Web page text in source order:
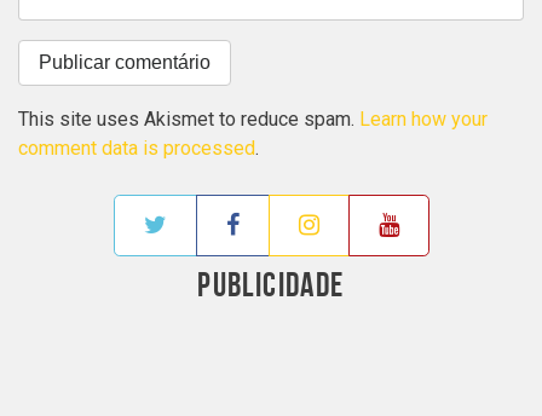
This site uses Akismet to reduce spam. Learn how your
comment data is processed.
PUBLICIDADE